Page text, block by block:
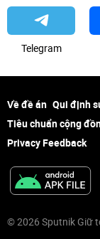
Telegram
Về đề án Qui định
Tiêu chuẩn cộng
Privacy Feedback
© 2026 Sputnik Giữ